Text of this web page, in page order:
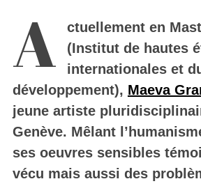
A
ctuellement en
(Institut de hautes
internationales et
développement), Maeva
jeune artiste
Genève. Mêlant
ses oeuvres sensibles
vécu mais aussi des